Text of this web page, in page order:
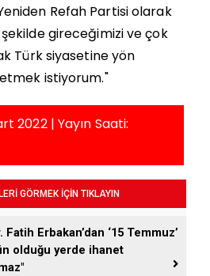
Refah Partisi olarak
gireceğimizi ve çok
Türk siyasetine yön
istiyorum."
2022 | Yayın Saati:
GÖRMEK İÇİN TIKLAYIN
Fatih Erbakan’dan ‘15 Temmuz’
olduğu yerde ihanet